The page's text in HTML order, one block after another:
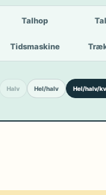
Talhop
Tidsmaskine
Halv Hel/halv Hel/halv/